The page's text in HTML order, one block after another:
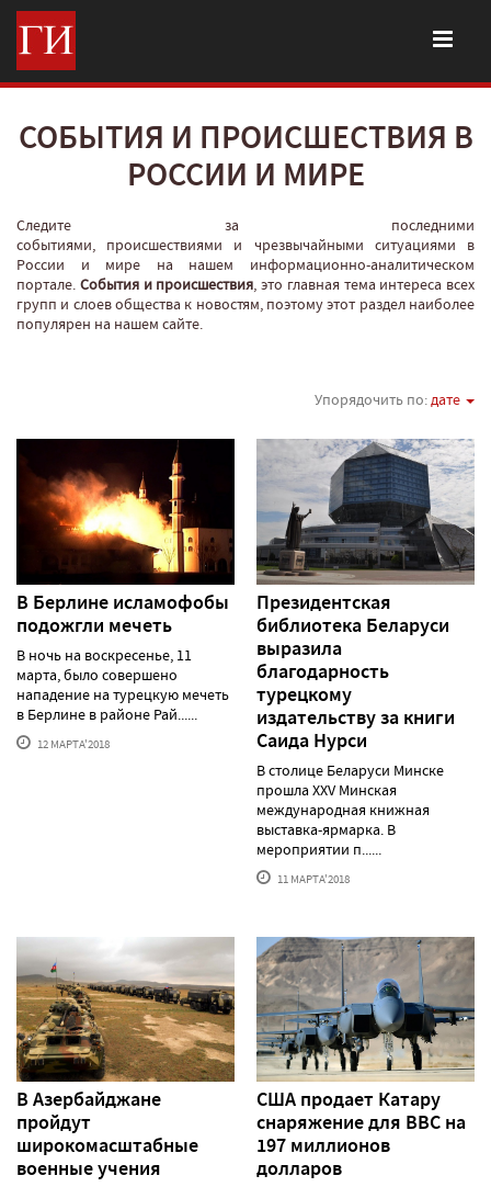
СОБЫТИЯ И ПРОИСШЕСТВИЯ В
РОССИИ И МИРЕ
Следите за последними
событиями, происшествиями и чрезвычайными ситуациями в
России и мире на нашем информационно-аналитическом
портале. События и происшествия, это главная тема интереса всех
групп и слоев общества к новостям, поэтому этот раздел наиболее
популярен на нашем сайте.
Упорядочить по:дате
В Берлине исламофобы
подожгли мечеть
В ночь на воскресенье, 11
марта, было совершено
нападение на турецкую мечеть
в Берлине в районе Рай......
12 МАРТА'2018
Президентская
библиотека Беларуси
выразила
благодарность
турецкому
издательству за книги
Саида Нурси
В столице Беларуси Минске
прошла XXV Минская
международная книжная
выставка-ярмарка. В
мероприятии п......
11 МАРТА'2018
В Азербайджане
пройдут
широкомасштабные
военные учения
США продает Катару
снаряжение для ВВС на
197 миллионов
долларов